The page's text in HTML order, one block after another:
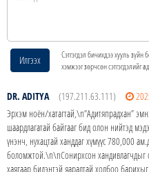
Илгээх
Сэтгэгдэл бичихдээ хууль зүйн
хэмжээг зөрчсөн сэтгэгдэлийг
DR. ADITYA (197.211.63.111)
Эрхэм ноён/хатагтай,\n”Адитяпрадхан”
шаардлагатай байгааг бид олон нийтэд
үнэнч, нухацтай ханддаг хүмүүс 780,000
боломжтой.\n\nСонирхсон
хаягаар бидэнтэй яаралтай холбоо